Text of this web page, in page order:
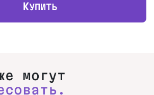
КУПИТЬ
могут